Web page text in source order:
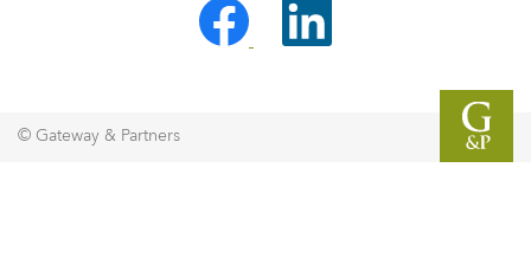
© Gateway & Partners